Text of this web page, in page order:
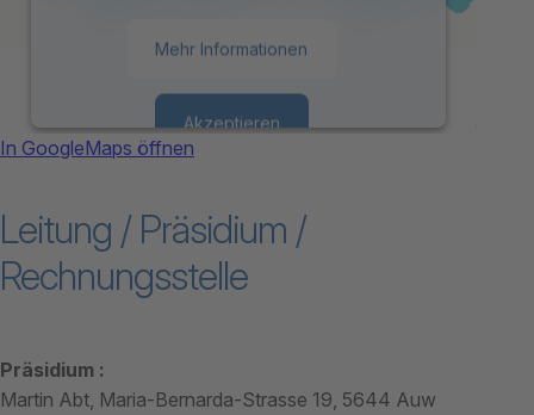
Mehr Informationen
Akzeptieren
Management Platform
In GoogleMaps öffnen
Leitung / Präsidium /
Rechnungsstelle
Präsidium :
Martin Abt, Maria-Bernarda-Strasse 19, 5644 Auw